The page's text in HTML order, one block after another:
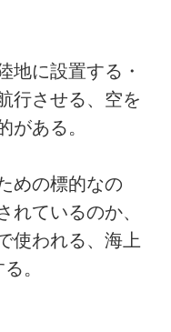
に設置する・
行させる、空を
がある。
めの標的なの
れているのか、
使われる、海上
。